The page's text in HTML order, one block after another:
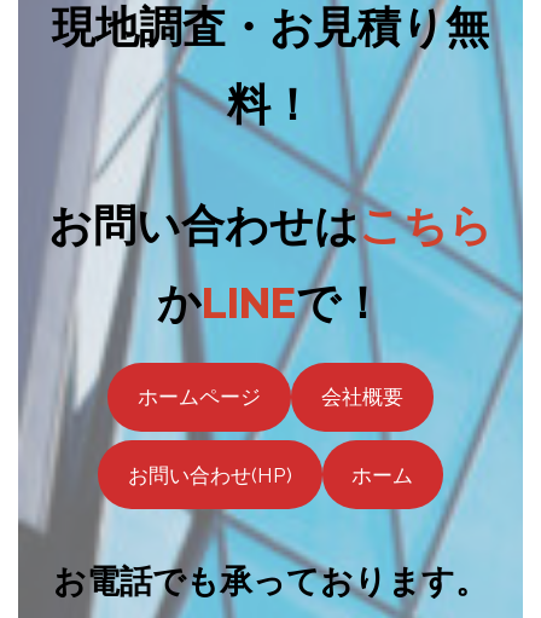
現地調査・お見積り無
料！
お問い合わせはこちら
かLINEで！
ホームページ 会社概要
お問い合わせ(HP) ホーム
お電話でも承っております。